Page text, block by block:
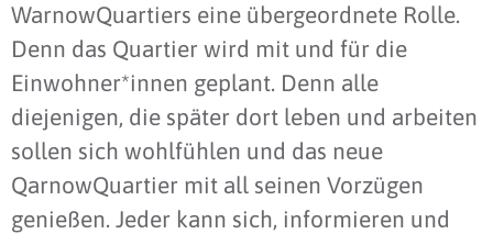
WarnowQuartiers eine übergeordnete Rolle.
Denn das Quartier wird mit und für die
Einwohner*innen geplant. Denn alle
diejenigen, die später dort leben und arbeiten
sollen sich wohlfühlen und das neue
QarnowQuartier mit all seinen Vorzügen
genießen. Jeder kann sich, informieren und